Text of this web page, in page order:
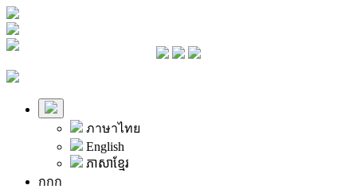
ภาษาไทย
English
ភាសាខ្មែរ
กกก